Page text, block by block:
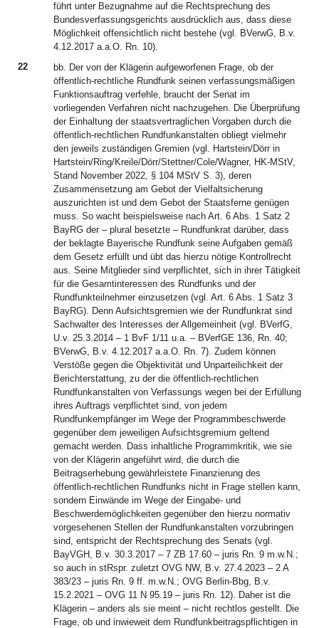
führt unter Bezugnahme auf die Rechtsprechung des
Bundesverfassungsgerichts ausdrücklich aus, dass diese
Möglichkeit offensichtlich nicht bestehe (vgl. BVerwG, B.v.
4.12.2017 a.a.O. Rn. 10).
22
bb. Der von der Klägerin aufgeworfenen Frage, ob der
öffentlich-rechtliche Rundfunk seinen verfassungsmäßigen
Funktionsauftrag verfehle, braucht der Senat im
vorliegenden Verfahren nicht nachzugehen. Die Überprüfung
der Einhaltung der staatsvertraglichen Vorgaben durch die
öffentlich-rechtlichen Rundfunkanstalten obliegt vielmehr
den jeweils zuständigen Gremien (vgl. Hartstein/Dörr in
Hartstein/Ring/Kreile/Dörr/Stettner/Cole/Wagner, HK-MStV,
Stand November 2022, § 104 MStV S. 3), deren
Zusammensetzung am Gebot der Vielfaltsicherung
auszurichten ist und dem Gebot der Staatsferne genügen
muss. So wacht beispielsweise nach Art. 6 Abs. 1 Satz 2
BayRG der – plural besetzte – Rundfunkrat darüber, dass
der beklagte Bayerische Rundfunk seine Aufgaben gemäß
dem Gesetz erfüllt und übt das hierzu nötige Kontrollrecht
aus. Seine Mitglieder sind verpflichtet, sich in ihrer Tätigkeit
für die Gesamtinteressen des Rundfunks und der
Rundfunkteilnehmer einzusetzen (vgl. Art. 6 Abs. 1 Satz 3
BayRG). Denn Aufsichtsgremien wie der Rundfunkrat sind
Sachwalter des Interesses der Allgemeinheit (vgl. BVerfG,
U.v. 25.3.2014 – 1 BvF 1/11 u.a. – BVerfGE 136, Rn. 40;
BVerwG, B.v. 4.12.2017 a.a.O. Rn. 7). Zudem können
Verstöße gegen die Objektivität und Unparteilichkeit der
Berichterstattung, zu der die öffentlich-rechtlichen
Rundfunkanstalten von Verfassungs wegen bei der Erfüllung
ihres Auftrags verpflichtet sind, von jedem
Rundfunkempfänger im Wege der Programmbeschwerde
gegenüber dem jeweiligen Aufsichtsgremium geltend
gemacht werden. Dass inhaltliche Programmkritik, wie sie
von der Klägerin angeführt wird, die durch die
Beitragserhebung gewährleistete Finanzierung des
öffentlich-rechtlichen Rundfunks nicht in Frage stellen kann,
sondern Einwände im Wege der Eingabe- und
Beschwerdemöglichkeiten gegenüber den hierzu normativ
vorgesehenen Stellen der Rundfunkanstalten vorzubringen
sind, entspricht der Rechtsprechung des Senats (vgl.
BayVGH, B.v. 30.3.2017 – 7 ZB 17.60 – juris Rn. 9 m.w.N.;
so auch in stRspr. zuletzt OVG NW, B.v. 27.4.2023 – 2 A
383/23 – juris Rn. 9 ff. m.w.N.; OVG Berlin-Bbg, B.v.
15.2.2021 – OVG 11 N 95.19 – juris Rn. 12). Daher ist die
Klägerin – anders als sie meint – nicht rechtlos gestellt. Die
Frage, ob und inwieweit dem Rundfunkbeitragspflichtigen in